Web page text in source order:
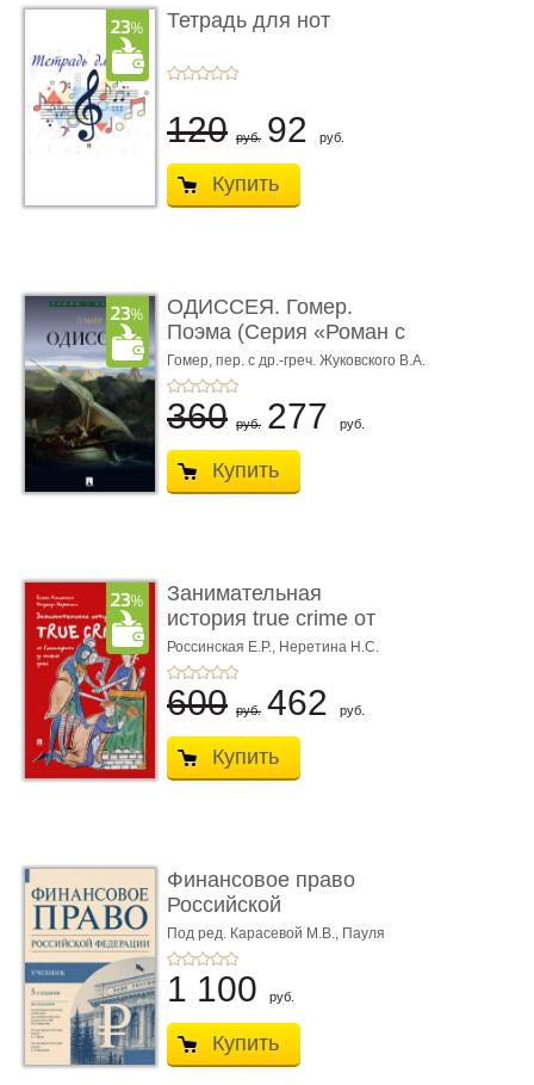
Тетрадь для нот
120 руб. 92 руб.
Купить
ОДИССЕЯ. Гомер.
Поэма (Серия «Роман с
книгой»)
Гомер, пер. с др.-греч. Жуковского В.А.
360 руб. 277 руб.
Купить
Занимательная
история true crime от
Гиппократа до � ...
Россинская Е.Р., Неретина Н.С.
600 руб. 462 руб.
Купить
Финансовое право
Российской
Федерации. 5-е изд�
...
Под ред. Карасевой М.В., Пауля
А.Г., Красюкова А.В.
1 100 руб.
Купить